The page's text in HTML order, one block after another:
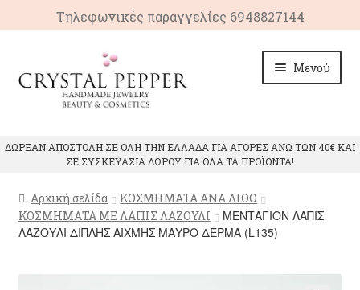
Τηλεφωνικές παραγγελίες 6948827144
μετάβαση
στην
πλοήγηση
σε
περιεχόμενο
Μενού
ΠΡΟΙΟΝΤΑ
ΙΔΙΟΤΗΤΕΣ ΚΡΥΣΤΑΛΛΩΝ
υπό-
ΔΩΡΕΑΝ ΑΠΟΣΤΟΛΗ ΣΕ ΟΛΗ ΤΗΝ ΕΛΛΑΔΑ ΓΙΑ ΑΓΟΡΕΣ ΑΝΩ ΤΩΝ 40€ ΚΑΙ
ΣΕ ΣΥΣΚΕΥΑΣΙΑ ΔΩΡΟΥ ΓΙΑ ΟΛΑ ΤΑ ΠΡΟΪΟΝΤΑ!
Αρχική σελίδα
ΚΟΣΜΗΜΑΤΑ ΑΝΑ ΛΙΘΟ
ΚΟΣΜΗΜΑΤΑ ΜΕ ΛΑΠΙΣ ΛΑΖΟΥΛΙ
ΜΕΝΤΑΓΙΟΝ ΛΑΠΙΣ
ΛΑΖΟΥΛΙ ΔΙΠΛΗΣ ΑΙΧΜΗΣ ΜΑΥΡΟ ΔΕΡΜΑ (L135)